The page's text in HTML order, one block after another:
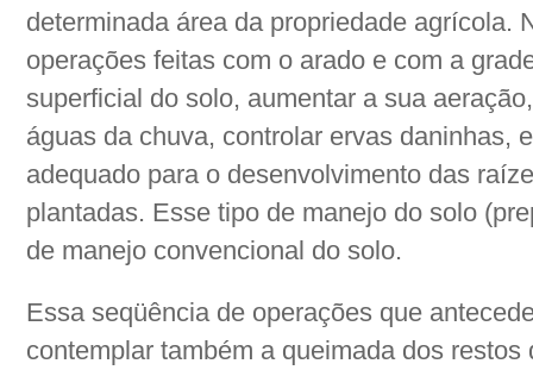
determinada área da propriedade agrícola.
operações feitas com o arado e com a
superficial do solo, aumentar a sua
águas da chuva, controlar ervas daninhas,
adequado para o desenvolvimento das
plantadas. Esse tipo de manejo do solo
de manejo convencional do solo.
Essa seqüência de operações que
contemplar também a queimada dos